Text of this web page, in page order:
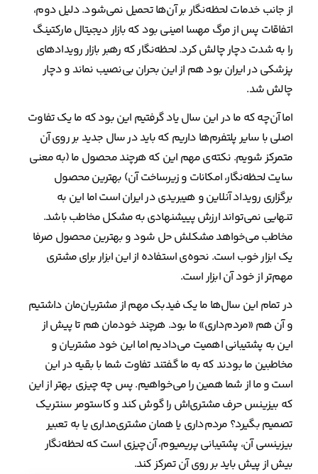
از جانب خدمات لحظه‌نگار بر آن‌ها تحمیل نمی‌شود. دلیل دوم،
اتفاقات پس از مرگ مهسا امینی بود که بازار دیجیتال مارکتینگ
را به شدت دچار چالش کرد. لحظه‌نگار که رهبر بازار رویدادهای
پزشکی در ایران بود هم از این بحران بی‌نصیب نماند و دچار
چالش شد.
اما آن‌چه که ما در این سال یاد گرفتیم این بود که ما یک تفاوت
اصلی با سایر پلتفرم‌ها داریم که باید در سال جدید بر روی آن
متمرکز شویم. نکته‌ی مهم این که هرچند محصول ما (به معنی
سایت لحظه‌نگار، امکانات و زیرساخت آن) بهترین محصول
برگزاری رویداد آنلاین و هیبریدی در ایران است اما این به
تنهایی نمی‌تواند ارزش پییشنهادی به مشکل مخاطب باشد.
مخاطب می‌خواهد مشکلش حل شود و بهترین محصول صرفا
یک ابزار خوب است. نحوه‌ی استفاده از این ابزار برای مشتری
مهم‌تر از خود آن ابزار است.
در تمام این سال‌ها ما یک فیدبک مهم از مشتریان‌مان داشتیم
و آن هم «مردم‌داری» ما بود. هرچند خودمان هم تا پیش از
این به پشتیبانی اهمیت می‌دادیم اما این خود مشتریان و
مخاطبین ما بودند که به ما گفتند تفاوت شما با بقیه در این
است و ما از شما همین را می‌خواهیم. پس چه چیزی بهتر از این
که بیزینس حرف مشتری‌اش را گوش کند و کاستومر سنتریک
تصمیم بگیرد؟ مردم‌داری یا همان مشتری‌مداری یا به تعبیر
بیزینسی آن، پشتیبانی پریمیوم، آن‌چیزی است که لحظه‌نگار
بیش از پیش باید بر روی آن تمرکز کند.